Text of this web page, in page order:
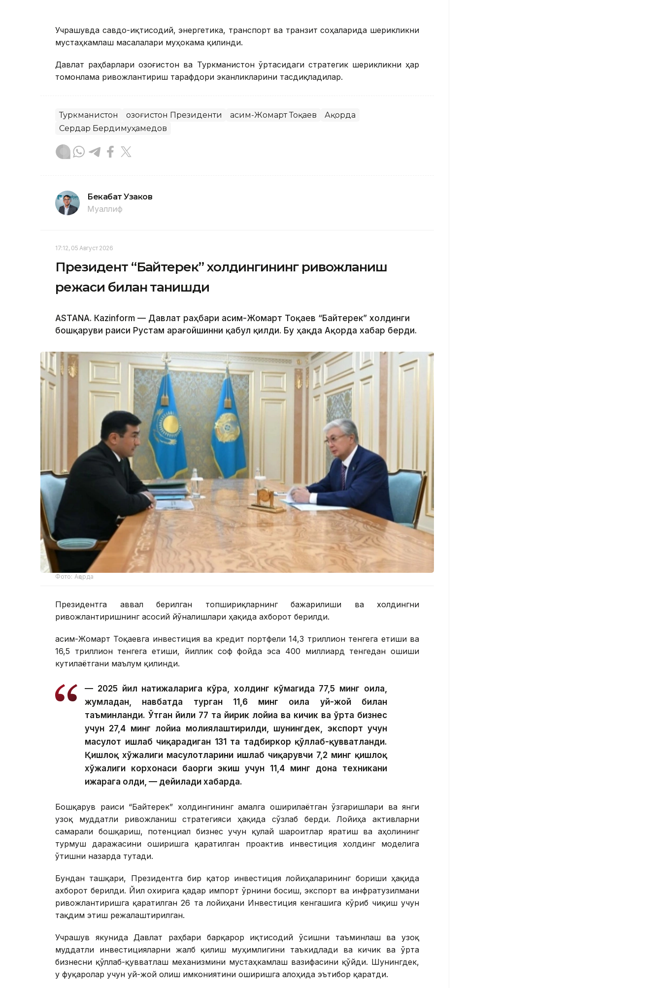
Учрашувда савдо-иқтисодий, энергетика, транспорт ва транзит соҳаларида шерикликни
мустаҳкамлаш масалалари муҳокама қилинди.
Давлат раҳбарлари Қозоғистон ва Туркманистон ўртасидаги стратегик шерикликни ҳар
томонлама ривожлантириш тарафдори эканликларини тасдиқладилар.
Туркманистон Қозоғистон Президенти Қасим-Жомарт Тоқаев
Ақорда
Сердар Бердимуҳамедов
Бекабат Узаков
Муаллиф
17:12, 05 Август 2026
Президент “Байтерек” холдингининг ривожланиш
режаси билан танишди
ASTANА. Каzinform — Давлат раҳбари Қасим-Жомарт Тоқаев “Байтерек” холдинги
бошқаруви раиси Рустам Қарағойшинни қабул қилди. Бу ҳақда Ақорда хабар берди.
Фото: Ақорда
Президентга аввал берилган топшириқларнинг бажарилиши ва холдингни
ривожлантиришнинг асосий йўналишлари ҳақида ахборот берилди.
Қасим-Жомарт Тоқаевга инвестиция ва кредит портфели 14,3 триллион тенгега етиши ва
16,5 триллион тенгега етиши, йиллик соф фойда эса 400 миллиард тенгедан ошиши
кутилаётгани маълум қилинди.
— 2025 йил натижаларига кўра, холдинг кўмагида 77,5 минг оила,
жумладан, навбатда турган 11,6 минг оила уй-жой билан
таъминланди. Ўтган йили 77 та йирик лойиҳа ва кичик ва ўрта бизнес
учун 27,4 минг лойиҳа молиялаштирилди, шунингдек, экспорт учун
маҳсулот ишлаб чиқарадиган 131 та тадбиркор қўллаб-қувватланди.
Қишлоқ хўжалиги маҳсулотларини ишлаб чиқарувчи 7,2 минг қишлоқ
хўжалиги корхонаси баҳорги экиш учун 11,4 минг дона техникани
ижарага олди, — дейилади хабарда.
Бошқарув раиси “Байтерек” холдингининг амалга оширилаётган ўзгаришлари ва янги
узоқ муддатли ривожланиш стратегияси ҳақида сўзлаб берди. Лойиҳа активларни
самарали бошқариш, потенциал бизнес учун қулай шароитлар яратиш ва аҳолининг
турмуш даражасини оширишга қаратилган проактив инвестиция холдинг моделига
ўтишни назарда тутади.
Бундан ташқари, Президентга бир қатор инвестиция лойиҳаларининг бориши ҳақида
ахборот берилди. Йил охирига қадар импорт ўрнини босиш, экспорт ва инфратузилмани
ривожлантиришга қаратилган 26 та лойиҳани Инвестиция кенгашига кўриб чиқиш учун
тақдим этиш режалаштирилган.
Учрашув якунида Давлат раҳбари барқарор иқтисодий ўсишни таъминлаш ва узоқ
муддатли инвестицияларни жалб қилиш муҳимлигини таъкидлади ва кичик ва ўрта
бизнесни қўллаб-қувватлаш механизмини мустаҳкамлаш вазифасини қўйди. Шунингдек,
у фуқаролар учун уй-жой олиш имкониятини оширишга алоҳида эътибор қаратди.